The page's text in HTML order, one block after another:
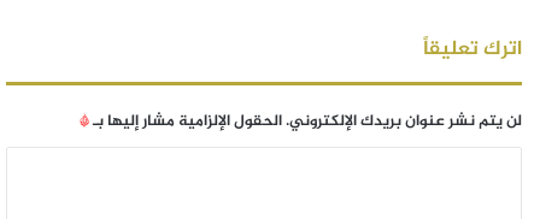
اترك تعليقاً
لن يتم نشر عنوان بريدك الإلكتروني.الحقول الإلزامية مشار إليها بـ*